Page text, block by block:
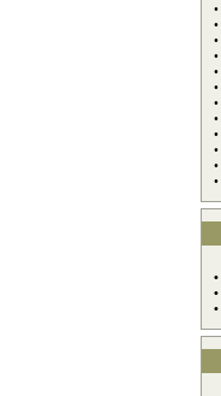
•
•
•
•
•
•
•
•
•
•
•
•
•
•
•